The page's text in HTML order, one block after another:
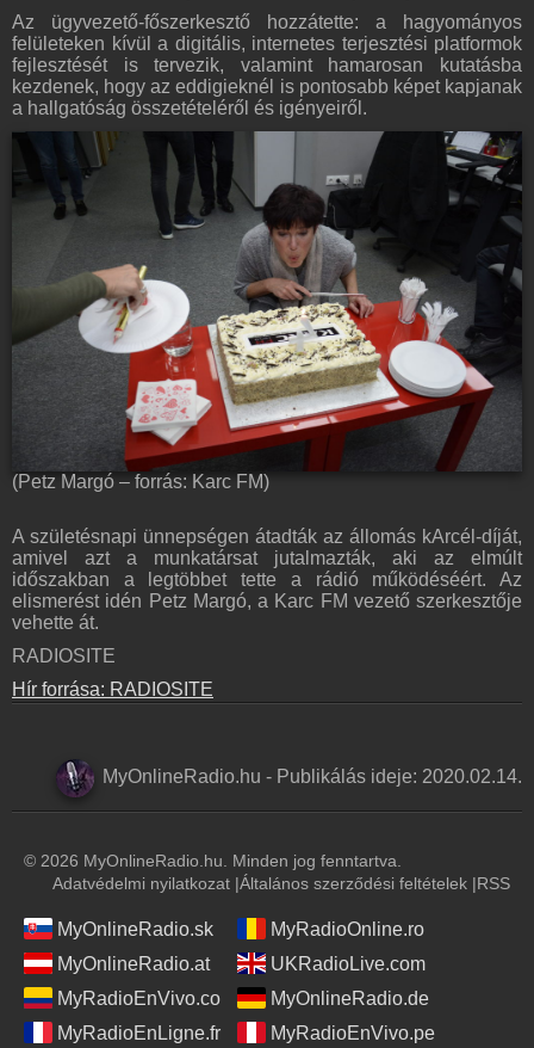
Az ügyvezető-főszerkesztő hozzátette: a hagyományos
felületeken kívül a digitális, internetes terjesztési platformok
fejlesztését is tervezik, valamint hamarosan kutatásba
kezdenek, hogy az eddigieknél is pontosabb képet kapjanak
a hallgatóság összetételéről és igényeiről.
(Petz Margó – forrás: Karc FM)
A születésnapi ünnepségen átadták az állomás kArcél-díját,
amivel azt a munkatársat jutalmazták, aki az elmúlt
időszakban a legtöbbet tette a rádió működéséért. Az
elismerést idén Petz Margó, a Karc FM vezető szerkesztője
vehette át.
RADIOSITE
Hír forrása: RADIOSITE
MyOnlineRadio.hu - Publikálás ideje: 2020.02.14.
© 2026 MyOnlineRadio.hu. Minden jog fenntartva.
Adatvédelmi nyilatkozat |Általános szerződési feltételek |RSS
MyOnlineRadio.sk
MyRadioOnline.ro
MyOnlineRadio.at
UKRadioLive.com
MyRadioEnVivo.co
MyOnlineRadio.de
MyRadioEnLigne.fr
MyRadioEnVivo.pe